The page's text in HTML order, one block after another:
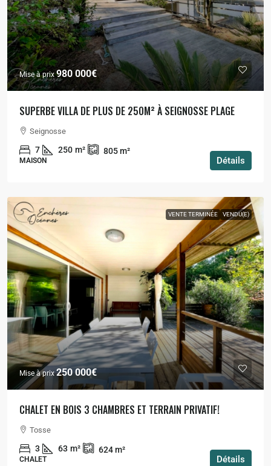
Mise à prix980 000€
SUPERBE VILLA DE PLUS DE 250M² À SEIGNOSSE PLAGE
Seignosse
7 250 m² 805m²
MAISON Détails
VENTE TERMINÉE VENDU(E)
Mise à prix250 000€
CHALET EN BOIS 3 CHAMBRES ET TERRAIN PRIVATIF!
Tosse
3 63 m² 624m²
CHALET Détails